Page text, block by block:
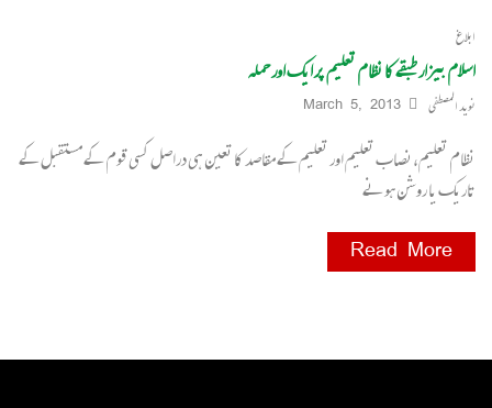
ابلاغ
اسلام بیزار طبقے کا نظام تعلیم پر ایک اور حملہ
نوید المصطفی March 5, 2013
نظام تعلیم،نصاب تعلیم اور تعلیم کے مقاصد کا تعین ہی دراصل کسی قوم کے مستقبل کے
تاریک یا روشن ہونے
Read More